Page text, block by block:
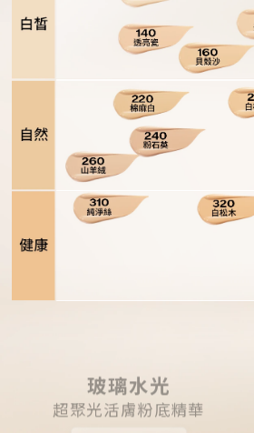
8
05
2
1
0
9
8
7
3
2
1
0
6
5
4
3
超聚光活膚粉底精華
瞭解更多